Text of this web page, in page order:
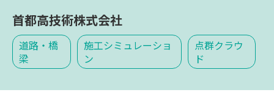
首都高技術株式会社
道路・橋
梁
施工シミュレーショ
ン
点群クラウ
ド